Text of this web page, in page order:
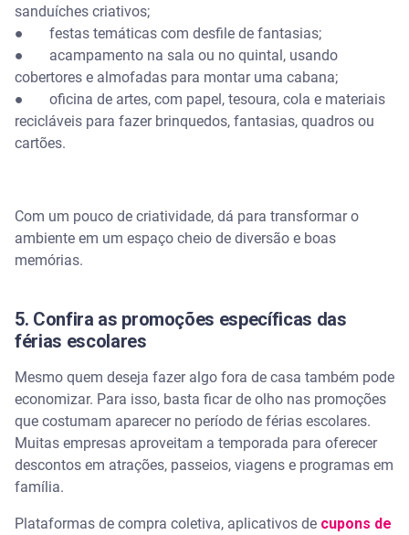
sanduíches criativos;
● festas temáticas com desfile de fantasias;
● acampamento na sala ou no quintal, usando
cobertores e almofadas para montar uma cabana;
● oficina de artes, com papel, tesoura, cola e materiais
recicláveis para fazer brinquedos, fantasias, quadros ou
cartões.
Com um pouco de criatividade, dá para transformar o
ambiente em um espaço cheio de diversão e boas
memórias.
5. Confira as promoções específicas das
férias escolares
Mesmo quem deseja fazer algo fora de casa também pode
economizar. Para isso, basta ficar de olho nas promoções
que costumam aparecer no período de férias escolares.
Muitas empresas aproveitam a temporada para oferecer
descontos em atrações, passeios, viagens e programas em
família.
Plataformas de compra coletiva, aplicativos de cupons de